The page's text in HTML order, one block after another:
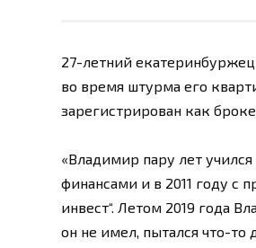
27-летний
во время штурма его
зарегистрирован как
«Владимир пару лет
финансами и в 2011 году с
инвест“. Летом 2019 года
он не имел, пытался что-то